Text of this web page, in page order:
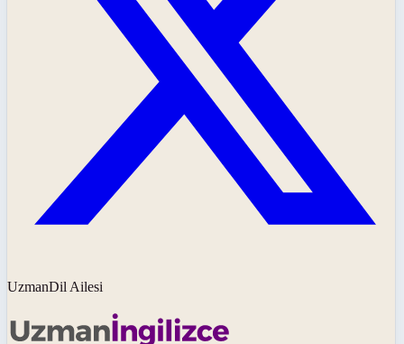
UzmanDil Ailesi